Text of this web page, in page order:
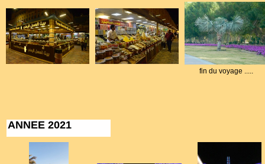
fin du voyage .....
ANNEE 2021